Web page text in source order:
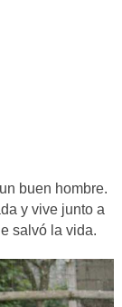
buen hombre.
y vive junto a
salvó la vida.